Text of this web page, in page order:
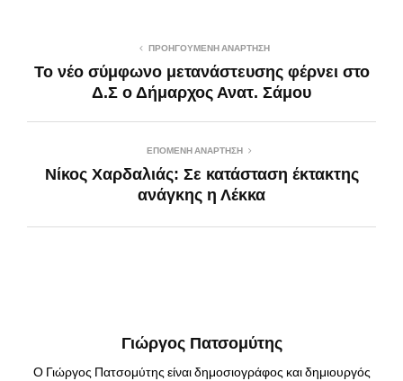
ΠΡΟΗΓΟΎΜΕΝΗ ΑΝΆΡΤΗΣΗ
Το νέο σύμφωνο μετανάστευσης φέρνει στο
Δ.Σ ο Δήμαρχος Ανατ. Σάμου
ΕΠΌΜΕΝΗ ΑΝΆΡΤΗΣΗ
Νίκος Χαρδαλιάς: Σε κατάσταση έκτακτης
ανάγκης η Λέκκα
Γιώργος Πατσομύτης
Ο Γιώργος Πατσομύτης είναι δημοσιογράφος και δημιουργός